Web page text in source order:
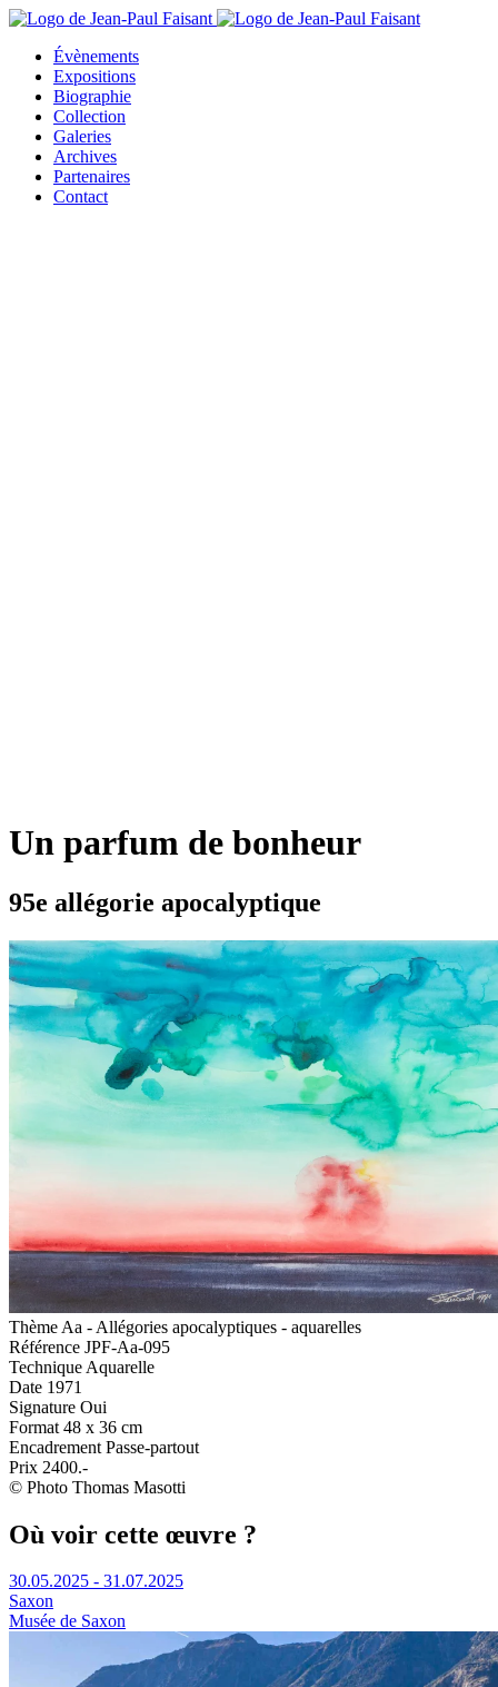
Évènements
Expositions
Biographie
Collection
Galeries
Archives
Partenaires
Contact
Un parfum de bonheur
95e allégorie apocalyptique
Thème Aa - Allégories apocalyptiques - aquarelles
Référence JPF-Aa-095
Technique Aquarelle
Date 1971
Signature Oui
Format 48 x 36 cm
Encadrement Passe-partout
Prix 2400.-
© Photo Thomas Masotti
Où voir cette œuvre ?
30.05.2025 - 31.07.2025
Saxon
Musée de Saxon